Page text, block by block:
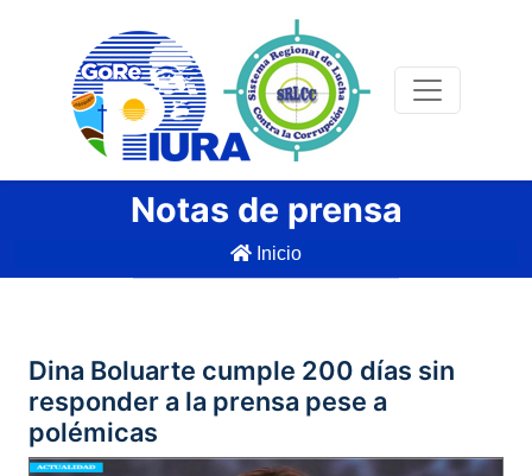
Notas de prensa
Inicio
Dina Boluarte cumple 200 días sin
responder a la prensa pese a
polémicas